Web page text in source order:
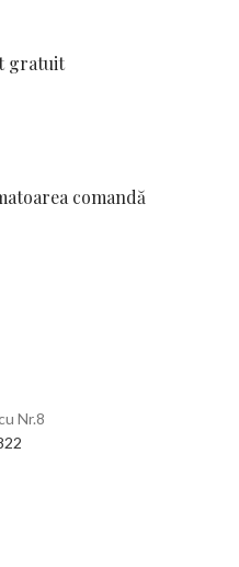
gratuit
comandă
Nr.8